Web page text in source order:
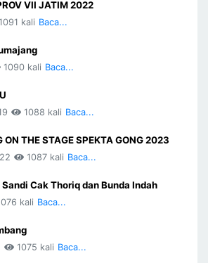
VII JATIM 2022
kali Baca...
1090 kali Baca...
1088 kali Baca...
THE STAGE SPEKTA GONG 2023
1087 kali Baca...
Cak Thoriq dan Bunda Indah
kali Baca...
1075 kali Baca...